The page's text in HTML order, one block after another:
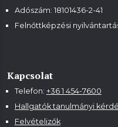
Adószám: 18101436-2-41
Felnőttképzési
Kapcsolat
Telefon: +36 1 454-7600
Hallgatók tanulmányi
Felvételizők